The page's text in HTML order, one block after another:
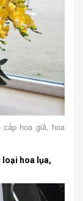
hoa giả, hoa
loại hoa lụa,